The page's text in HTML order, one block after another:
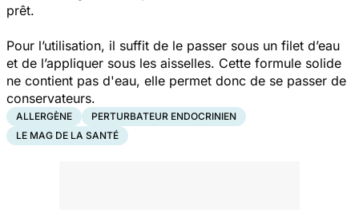
prêt.
Pour l’utilisation, il suffit de le passer sous un filet d’eau
et de l’appliquer sous les aisselles. Cette formule solide
ne contient pas d'eau, elle permet donc de se passer de
conservateurs.
ALLERGÈNE
PERTURBATEUR ENDOCRINIEN
LE MAG DE LA SANTÉ